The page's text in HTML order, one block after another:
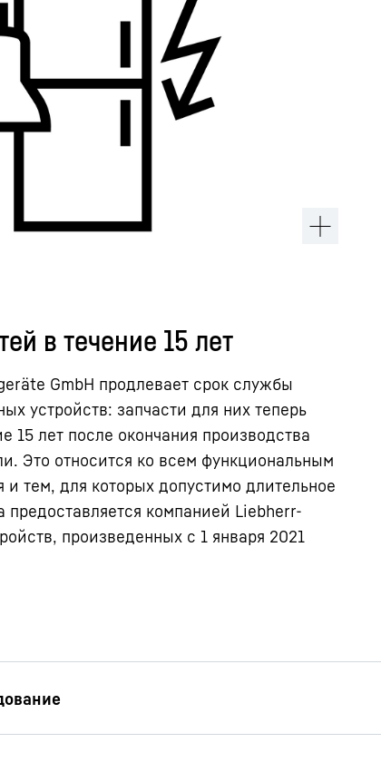
в течение 15 лет
GmbH продлевает срок службы
устройств: запчасти для них теперь
15 лет после окончания производства
Это относится ко всем функциональным
и тем, для которых допустимо длительное
предоставляется компанией Liebherr-
произведенных с 1 января 2021